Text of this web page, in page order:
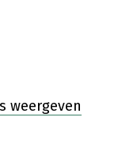
weergeven